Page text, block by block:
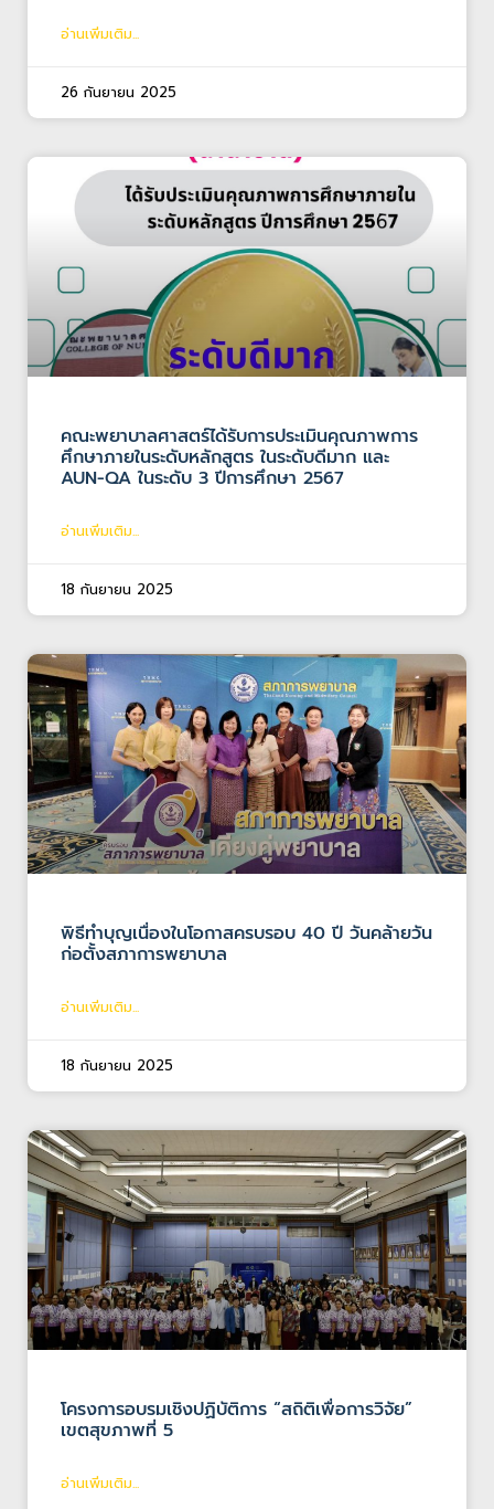
อ่านเพิ่มเติม...
26 กันยายน 2025
คณะพยาบาลศาสตร์ได้รับการประเมินคุณภาพการ
ศึกษาภายในระดับหลักสูตร ในระดับดีมาก และ
AUN-QA ในระดับ 3 ปีการศึกษา 2567
อ่านเพิ่มเติม...
18 กันยายน 2025
พิธีทำบุญเนื่องในโอกาสครบรอบ 40 ปี วันคล้ายวัน
ก่อตั้งสภาการพยาบาล
อ่านเพิ่มเติม...
18 กันยายน 2025
โครงการอบรมเชิงปฏิบัติการ “สถิติเพื่อการวิจัย”
เขตสุขภาพที่ 5
อ่านเพิ่มเติม...